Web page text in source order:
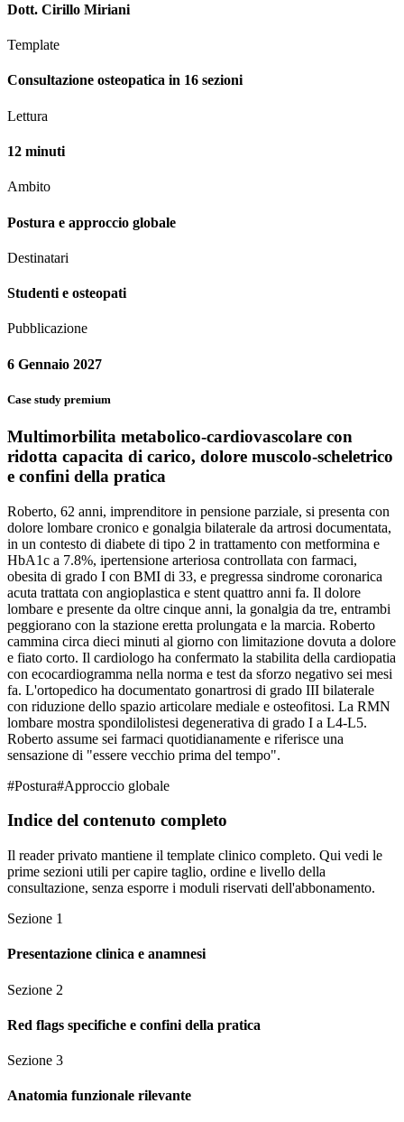
Dott. Cirillo Miriani
Template
Consultazione osteopatica in 16 sezioni
Lettura
12 minuti
Ambito
Postura e approccio globale
Destinatari
Studenti e osteopati
Pubblicazione
6 Gennaio 2027
Case study premium
Multimorbilita metabolico-cardiovascolare con
ridotta capacita di carico, dolore muscolo-scheletrico
e confini della pratica
Roberto, 62 anni, imprenditore in pensione parziale, si presenta con
dolore lombare cronico e gonalgia bilaterale da artrosi documentata,
in un contesto di diabete di tipo 2 in trattamento con metformina e
HbA1c a 7.8%, ipertensione arteriosa controllata con farmaci,
obesita di grado I con BMI di 33, e pregressa sindrome coronarica
acuta trattata con angioplastica e stent quattro anni fa. Il dolore
lombare e presente da oltre cinque anni, la gonalgia da tre, entrambi
peggiorano con la stazione eretta prolungata e la marcia. Roberto
cammina circa dieci minuti al giorno con limitazione dovuta a dolore
e fiato corto. Il cardiologo ha confermato la stabilita della cardiopatia
con ecocardiogramma nella norma e test da sforzo negativo sei mesi
fa. L'ortopedico ha documentato gonartrosi di grado III bilaterale
con riduzione dello spazio articolare mediale e osteofitosi. La RMN
lombare mostra spondilolistesi degenerativa di grado I a L4-L5.
Roberto assume sei farmaci quotidianamente e riferisce una
sensazione di "essere vecchio prima del tempo".
#Postura#Approccio globale
Indice del contenuto completo
Il reader privato mantiene il template clinico completo. Qui vedi le
prime sezioni utili per capire taglio, ordine e livello della
consultazione, senza esporre i moduli riservati dell'abbonamento.
Sezione 1
Presentazione clinica e anamnesi
Sezione 2
Red flags specifiche e confini della pratica
Sezione 3
Anatomia funzionale rilevante